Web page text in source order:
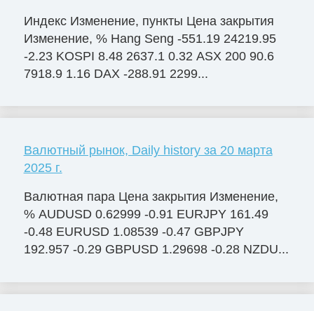
Индекс Изменение, пункты Цена закрытия
Изменение, % Hang Seng -551.19 24219.95
-2.23 KOSPI 8.48 2637.1 0.32 ASX 200 90.6
7918.9 1.16 DAX -288.91 2299...
Валютный рынок, Daily history за 20 марта
2025 г.
Валютная пара Цена закрытия Изменение,
% AUDUSD 0.62999 -0.91 EURJPY 161.49
-0.48 EURUSD 1.08539 -0.47 GBPJPY
192.957 -0.29 GBPUSD 1.29698 -0.28 NZDU...